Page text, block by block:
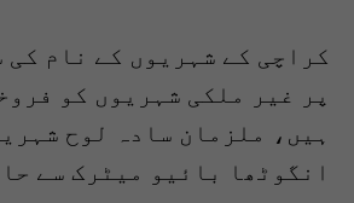
کراچی کے شہریوں کے نام کی
پر غیر ملکی شہریوں کو
ہیں، ملزمان سادہ لوح
انگوٹھا بائیو میٹرک سے